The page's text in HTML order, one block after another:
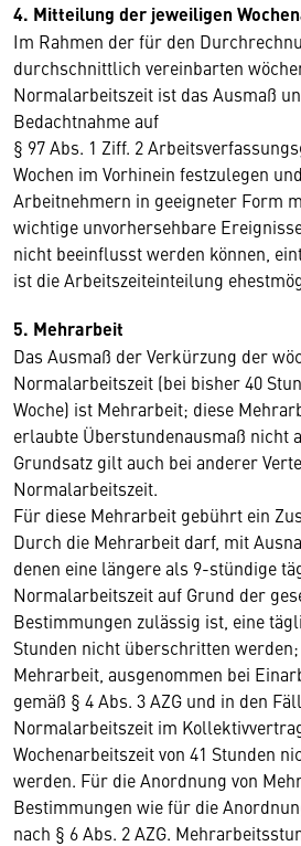
4. Mitteilung der jeweiligen
Im Rahmen der für den
durchschnittlich vereinbarten
Normalarbeitszeit ist das Ausmaß
Bedachtnahme auf
§ 97 Abs. 1 Ziff. 2
Wochen im Vorhinein festzulegen
Arbeitnehmern in geeigneter Form
wichtige unvorhersehbare
nicht beeinflusst werden können,
ist die Arbeitszeiteinteilung
5. Mehrarbeit
Das Ausmaß der Verkürzung der
Normalarbeitszeit (bei bisher 40
Woche) ist Mehrarbeit; diese
erlaubte Überstundenausmaß nicht
Grundsatz gilt auch bei anderer
Normalarbeitszeit.
Für diese Mehrarbeit gebührt ein
Durch die Mehrarbeit darf, mit
denen eine längere als 9-stündige
Normalarbeitszeit auf Grund der
Bestimmungen zulässig ist, eine
Stunden nicht überschritten
Mehrarbeit, ausgenommen bei
gemäß § 4 Abs. 3 AZG und in den
Normalarbeitszeit im
Wochenarbeitszeit von 41 Stunden
werden. Für die Anordnung von
Bestimmungen wie für die
nach § 6 Abs. 2 AZG.